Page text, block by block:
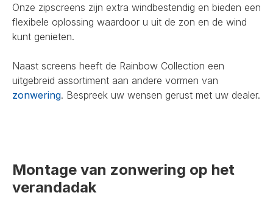
Onze zipscreens zijn extra windbestendig en bieden een
flexibele oplossing waardoor u uit de zon en de wind
kunt genieten.
Naast screens heeft de Rainbow Collection een
uitgebreid assortiment aan andere vormen van
zonwering. Bespreek uw wensen gerust met uw dealer.
Montage van zonwering op het
verandadak